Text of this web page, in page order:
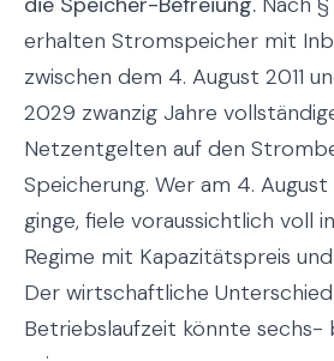
erhalten Stromspeicher mit
zwischen dem 4. August 2011
2029 zwanzig Jahre
Netzentgelten auf den
Speicherung. Wer am 4.
ginge, fiele voraussichtlich voll
Regime mit Kapazitätspreis
Der wirtschaftliche
Betriebslaufzeit könnte sechs-